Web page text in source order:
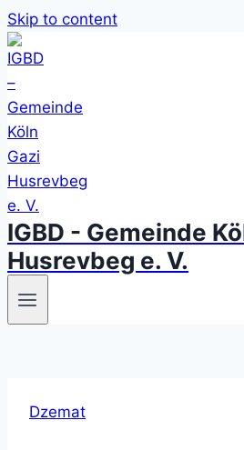
Skip to content
IGBD - Gemeinde
Husrevbeg e. V.
Dzemat